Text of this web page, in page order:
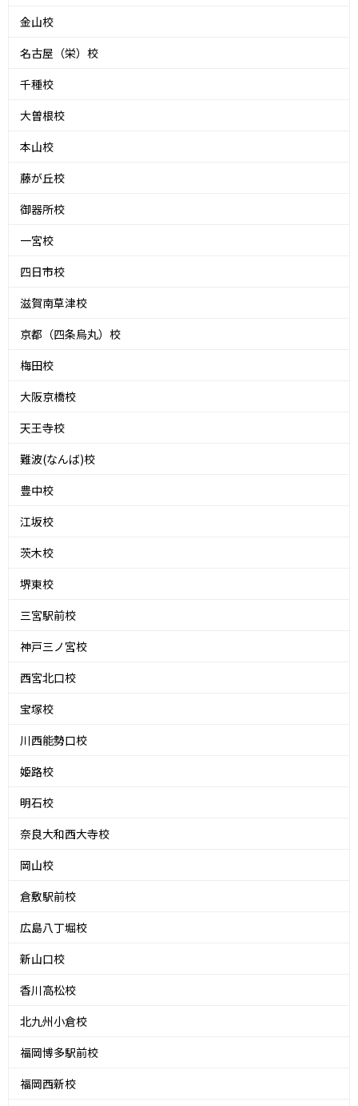
金山校
名古屋（栄）校
千種校
大曽根校
本山校
藤が丘校
御器所校
一宮校
四日市校
滋賀南草津校
京都（四条烏丸）校
梅田校
大阪京橋校
天王寺校
難波(なんば)校
豊中校
江坂校
茨木校
堺東校
三宮駅前校
神戸三ノ宮校
西宮北口校
宝塚校
川西能勢口校
姫路校
明石校
奈良大和西大寺校
岡山校
倉敷駅前校
広島八丁堀校
新山口校
香川高松校
北九州小倉校
福岡博多駅前校
福岡西新校